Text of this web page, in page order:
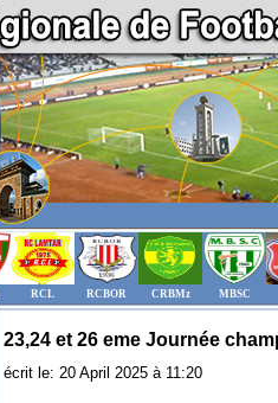
RCL RCBOR CRBMz MBSC
23,24 et 26 eme Journée
écrit le: 20 April 2025 à 11:20